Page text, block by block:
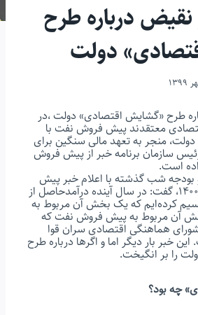
درباره طرح
دولت
طرح «گشایش اقتصادی» دولت ،در
معتقدند پیش فروش نفت با
منجر به تعهد مالی سنگین برای
سازمان برنامه خبر از پیش فروش
بودجه شب گذشته با اعلام خبر پیش
فروش نفت در بودجه ۱۴۰۰، گفت: در سال آینده درآمدحاصل از
کرده‌ایم که یک بخش آن مربوط به
آن مربوط به پیش فروش نفت که
هماهنگی اقتصادی سران قوا
خبر بار دیگر اما و اگرها درباره طرح
را بر انگیخت.
چه بود؟